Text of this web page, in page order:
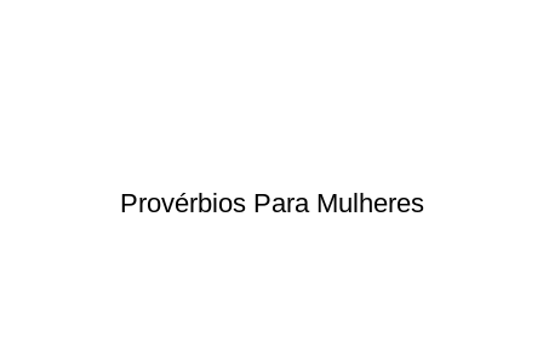
Provérbios Para Mulheres